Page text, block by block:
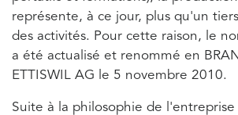
représente, à ce jour, plus qu'un tiers
des activités. Pour cette raison, le
a été actualisé et renommé en
ETTISWIL AG le 5 novembre 2010.
Suite à la philosophie de